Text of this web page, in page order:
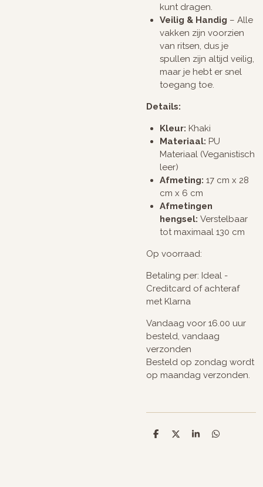
kunt dragen.
Veilig & Handig – Alle
vakken zijn voorzien
van ritsen, dus je
spullen zijn altijd veilig,
maar je hebt er snel
toegang toe.
Details:
Kleur: Khaki
Materiaal: PU
Materiaal (Veganistisch
leer)
Afmeting: 17 cm x 28
cm x 6 cm
Afmetingen
hengsel: Verstelbaar
tot maximaal 130 cm
Op voorraad:
Betaling per: Ideal -
Creditcard of achteraf
met Klarna
Vandaag voor 16.00 uur
besteld, vandaag
verzonden
Besteld op zondag wordt
op maandag verzonden.
D
D
S
D